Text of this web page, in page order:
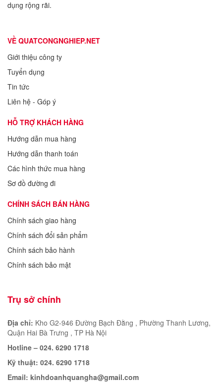
dụng rộng rãi.
VỀ QUATCONGNGHIEP.NET
Giới thiệu công ty
Tuyển dụng
Tin tức
Liên hệ - Góp ý
HỖ TRỢ KHÁCH HÀNG
Hướng dẫn mua hàng
Hướng dẫn thanh toán
Các hình thức mua hàng
Sơ đồ đường đi
CHÍNH SÁCH BÁN HÀNG
Chính sách giao hàng
Chính sách đổi sản phẩm
Chính sách bảo hành
Chính sách bảo mật
Trụ sở chính
Địa chỉ: Kho G2-946 Đường Bạch Đằng , Phường Thanh Lương,
Quận Hai Bà Trưng , TP Hà Nội
Hotline – 024. 6290 1718
Kỹ thuật: 024. 6290 1718
Email: kinhdoanhquangha@gmail.com